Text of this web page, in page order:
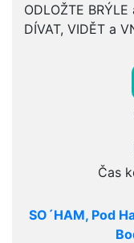
ODLOŽTE
DÍVAT, VIDĚT a
Čas
SO´HAM, Pod